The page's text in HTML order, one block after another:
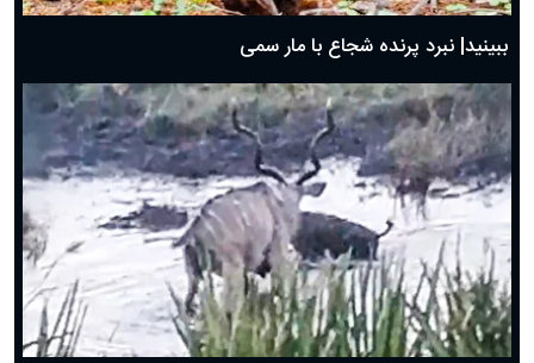
ببینید| نبرد پرنده شجاع با مار سمی